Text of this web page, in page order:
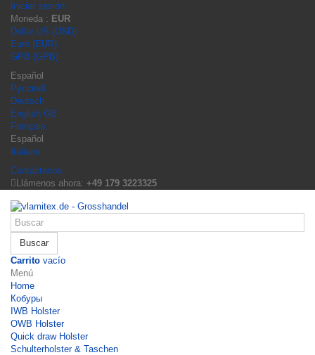
Iniciar sesión
Moneda : EUR
Dollar US (USD)
Euro (EUR)
GPB (GPB)
Español
Русский
Deutsch
English GB
Français
Español
Italiano
Contáctenos
Llámenos ahora: +49 179 3223325
Buscar
Carrito vacío
Menú
Home
Кобуры
IWB Holster
OWB Holster
Quick draw Holster
Schulterholster & Taschen